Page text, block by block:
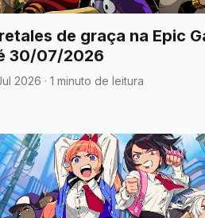
de graça na Epic
30/07/2026
2026 · 1 minuto de leitura